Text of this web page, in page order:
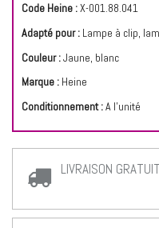
Code Heine :X-001.88.041
Adapté pour : Lampe à clip,
Couleur :Jaune, blanc
Marque : Heine
Conditionnement :A l'unité
LIVRAISON